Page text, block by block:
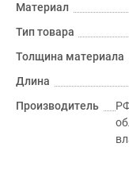
Материал
Тип товара
Толщина материала
Длина
Производитель